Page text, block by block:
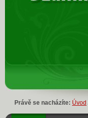
Právě se nacházíte: Úvod